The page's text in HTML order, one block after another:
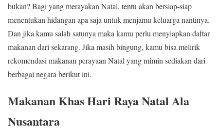
bukan? Bagi yang merayakan Natal, tentu akan bersiap-siap
menentukan hidangan apa saja untuk menjamu keluarga nantinya.
Dan jika kamu salah satunya maka kamu perlu menyiapkan daftar
makanan dari sekarang. Jika masih bingung, kamu bisa melirik
rekomendasi makanan perayaan Natal yang mimin sediakan dari
berbagai negara berikut ini.
Makanan Khas Hari Raya Natal Ala
Nusantara